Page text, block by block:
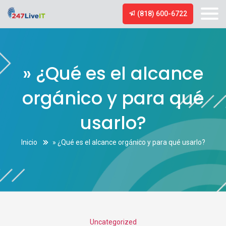
(818) 600-6722
» ¿Qué es el alcance
orgánico y para qué
usarlo?
Inicio » ¿Qué es el alcance orgánico y para qué usarlo?
Categories
Uncategorized